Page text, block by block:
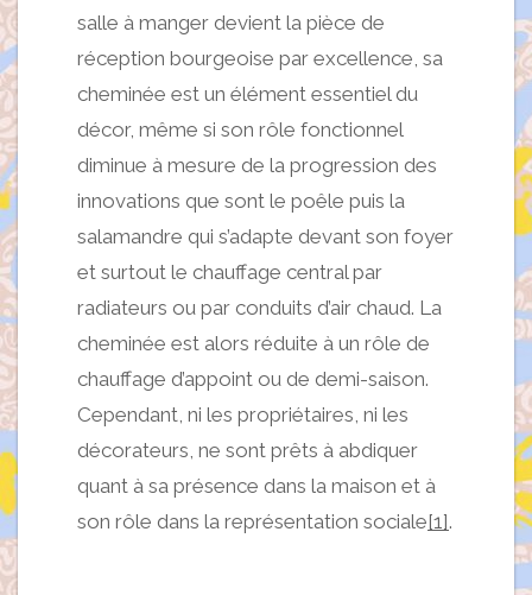
salle à manger devient la pièce de
réception bourgeoise par excellence, sa
cheminée est un élément essentiel du
décor, même si son rôle fonctionnel
diminue à mesure de la progression des
innovations que sont le poêle puis la
salamandre qui s’adapte devant son foyer
et surtout le chauffage central par
radiateurs ou par conduits d’air chaud. La
cheminée est alors réduite à un rôle de
chauffage d’appoint ou de demi-saison.
Cependant, ni les propriétaires, ni les
décorateurs, ne sont prêts à abdiquer
quant à sa présence dans la maison et à
son rôle dans la représentation sociale[1].